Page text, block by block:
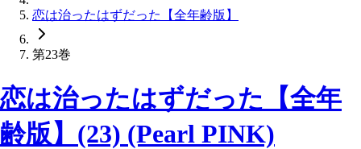
恋は治ったはずだった【全年齢版】
第23巻
恋は治ったはずだった【全年
齢版】(23) (Pearl PINK)